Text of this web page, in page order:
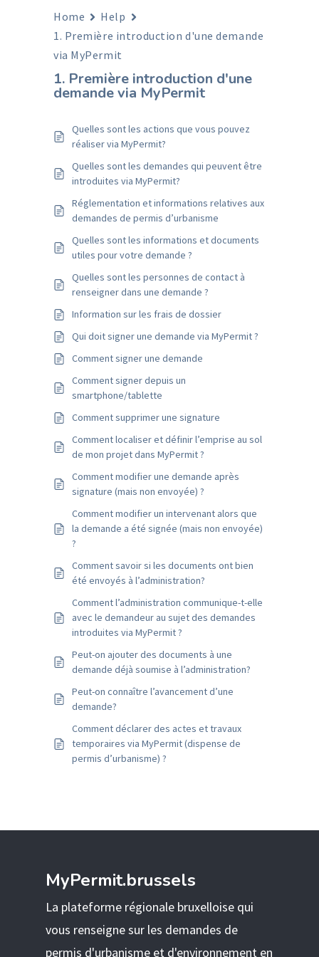
Home
Help
1. Première introduction d'une demande
via MyPermit
1. Première introduction d'une
demande via MyPermit
Quelles sont les actions que vous pouvez
réaliser via MyPermit?
Quelles sont les demandes qui peuvent être
introduites via MyPermit?
Réglementation et informations relatives aux
demandes de permis d’urbanisme
Quelles sont les informations et documents
utiles pour votre demande ?
Quelles sont les personnes de contact à
renseigner dans une demande ?
Information sur les frais de dossier
Qui doit signer une demande via MyPermit ?
Comment signer une demande
Comment signer depuis un
smartphone/tablette
Comment supprimer une signature
Comment localiser et définir l’emprise au sol
de mon projet dans MyPermit ?
Comment modifier une demande après
signature (mais non envoyée) ?
Comment modifier un intervenant alors que
la demande a été signée (mais non envoyée)
?
Comment savoir si les documents ont bien
été envoyés à l’administration?
Comment l’administration communique-t-elle
avec le demandeur au sujet des demandes
introduites via MyPermit ?
Peut-on ajouter des documents à une
demande déjà soumise à l’administration?
Peut-on connaître l’avancement d’une
demande?
Comment déclarer des actes et travaux
temporaires via MyPermit (dispense de
permis d’urbanisme) ?
MyPermit.brussels
La plateforme régionale bruxelloise qui
vous renseigne sur les demandes de
permis d'urbanisme et d'environnement en